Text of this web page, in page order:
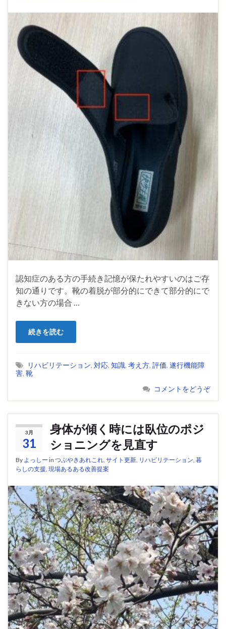
認知症のある方の手続き記憶が保たれやすいのはご存
知の通りです。靴の着脱が部分的にできて部分的にで
きない方の場合 …
続きを読む
リハビリテーション, 対応, 知識, 考え方, 評価, 遂行機能障
害, 靴
コメントをどうぞ
3月
31
身体が傾く時には臥位のポジ
ショニングを見直す
By よっしー in つぶやきあれこれ サイト更新 リハビリテーション 暮
らしの支援 現場あるある改善提案